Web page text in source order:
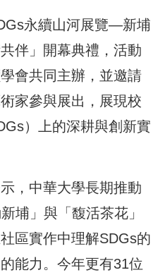
永續山河展覽—新埔
伴」開幕典禮，活動
會共同主辦，並邀請
家參與展出，展現校
）上的深耕與創新實
，中華大學長期推動
埔」與「馥活茶花」
區實作中理解SDGs的
能力。今年更有31位